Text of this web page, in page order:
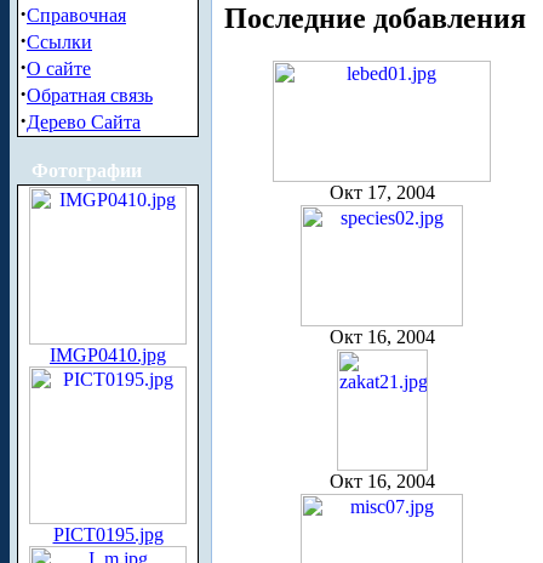
·Справочная
·Ссылки
·О сайте
·Обратная связь
·Дерево Сайта
Фотографии
IMGP0410.jpg
PICT0195.jpg
Последние добавления
Окт 17, 2004
Окт 16, 2004
Окт 16, 2004